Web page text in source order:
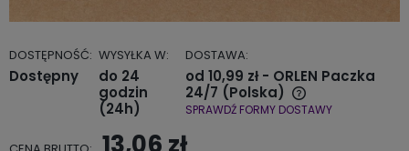
DOSTĘPNOŚĆ:
Dostępny
WYSYŁKA W:
do 24
godzin
(24h)
DOSTAWA:
od 10,99 zł - ORLEN Paczka
24/7 (Polska)
Cena nie zawiera ewentualnych kosztów płatności
SPRAWDŹ FORMY DOSTAWY
13,06 zł